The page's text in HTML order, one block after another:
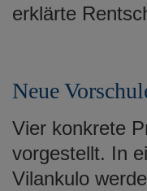
erklärte
Neue
Vier konkrete
vorgestellt. In
Vilankulo